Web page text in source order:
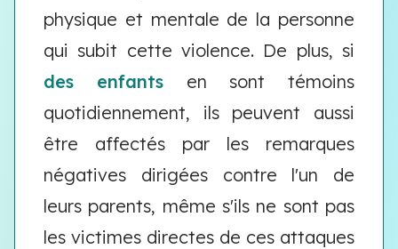
physique et mentale de la personne
qui subit cette violence. De plus, si
des enfantsen sont témoins
quotidiennement, ils peuvent aussi
être affectés par les remarques
négatives dirigées contre l'un de
leurs parents, même s'ils ne sont pas
les victimes directes de ces attaques